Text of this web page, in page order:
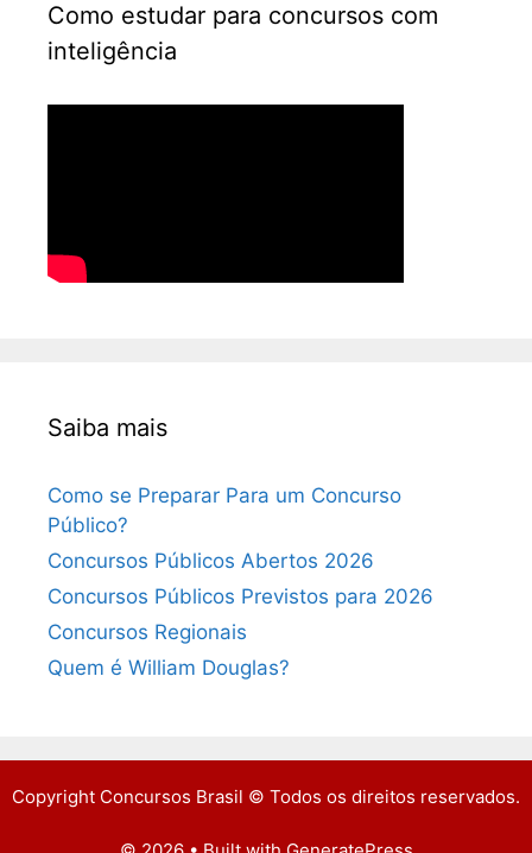
Como estudar para concursos com
inteligência
Saiba mais
Como se Preparar Para um Concurso
Público?
Concursos Públicos Abertos 2026
Concursos Públicos Previstos para 2026
Concursos Regionais
Quem é William Douglas?
Copyright Concursos Brasil © Todos os direitos reservados.